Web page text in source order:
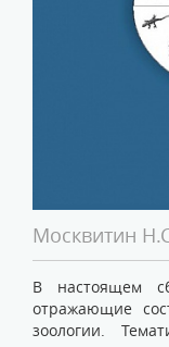
Москвитин
В настоящем
отражающие
зоологии.